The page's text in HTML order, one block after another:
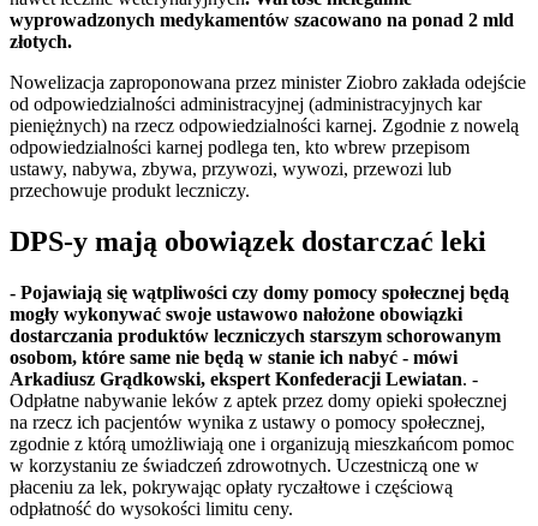
wyprowadzonych medykamentów szacowano na ponad 2 mld
złotych.
Nowelizacja zaproponowana przez minister Ziobro zakłada odejście
od odpowiedzialności administracyjnej (administracyjnych kar
pieniężnych) na rzecz odpowiedzialności karnej. Zgodnie z nowelą
odpowiedzialności karnej podlega ten, kto wbrew przepisom
ustawy, nabywa, zbywa, przywozi, wywozi, przewozi lub
przechowuje produkt leczniczy.
DPS-y mają obowiązek dostarczać leki
- Pojawiają się wątpliwości czy domy pomocy społecznej będą
mogły wykonywać swoje ustawowo nałożone obowiązki
dostarczania produktów leczniczych starszym schorowanym
osobom, które same nie będą w stanie ich nabyć - mówi
Arkadiusz Grądkowski, ekspert Konfederacji Lewiatan. -
Odpłatne nabywanie leków z aptek przez domy opieki społecznej
na rzecz ich pacjentów wynika z ustawy o pomocy społecznej,
zgodnie z którą umożliwiają one i organizują mieszkańcom pomoc
w korzystaniu ze świadczeń zdrowotnych. Uczestniczą one w
płaceniu za lek, pokrywając opłaty ryczałtowe i częściową
odpłatność do wysokości limitu ceny.